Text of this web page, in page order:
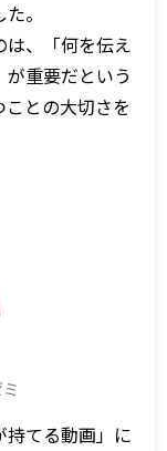
。
、「何を伝え
重要だという
との大切さを
持てる動画」に